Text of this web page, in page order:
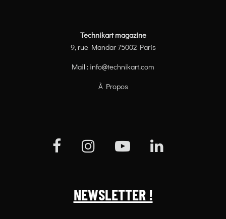
Technikart magazine
9, rue Mandar 75002 Paris
Mail : info@technikart.com
À Propos
NEWSLETTER !